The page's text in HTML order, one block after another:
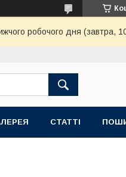
робочого дня (завтра,
СТАТТІ